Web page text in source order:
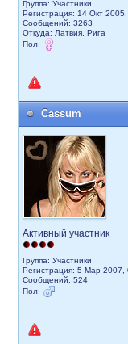
Группа: Участники
Регистрация: 14 Окт
Сообщений: 3263
Откуда: Латвия, Рига
Пол:
Cassum
Активный участник
Группа: Участники
Регистрация: 5 Мар 2007,
Сообщений: 524
Пол: